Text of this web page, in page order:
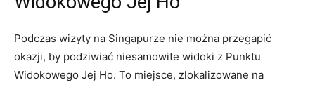
Podczas wizyty na‌ Singapurze ⁢nie można przegapić
okazji, by podziwiać niesamowite widoki z ‌Punktu⁤
Widokowego Jej Ho. ​To miejsce, ‌zlokalizowane​ na